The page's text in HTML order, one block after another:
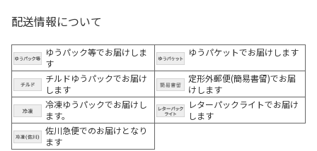
配送情報について
ゆうパック等でお届けしま
す
ゆうパケットでお届けします
チルドゆうパックでお届け
します
定形外郵便(簡易書留)でお届
けします
冷凍ゆうパックでお届けし
ます。
レターパックライトでお届け
します
佐川急便でのお届けとなり
ます